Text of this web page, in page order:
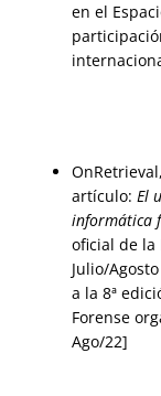
en el
artículo: El
informática
oficial de la
Julio/
a la 8ª
Forense
Ago/22]